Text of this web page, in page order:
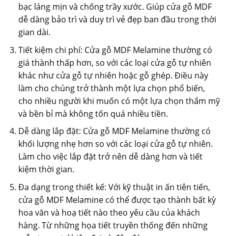
bạc láng mịn và chống trầy xước. Giúp cửa gỗ MDF
dễ dàng bảo trì và duy trì vẻ đẹp ban đầu trong thời
gian dài.
Tiết kiệm chi phí: Cửa gỗ MDF Melamine thường có
giá thành thấp hơn, so với các loại cửa gỗ tự nhiên
khác như cửa gỗ tự nhiên hoặc gỗ ghép. Điều này
làm cho chúng trở thành một lựa chọn phổ biến,
cho nhiều người khi muốn có một lựa chọn thẩm mỹ
và bền bỉ mà không tốn quá nhiều tiền.
Dễ dàng lắp đặt: Cửa gỗ MDF Melamine thường có
khối lượng nhẹ hơn so với các loại cửa gỗ tự nhiên.
Làm cho việc lắp đặt trở nên dễ dàng hơn và tiết
kiệm thời gian.
Đa dạng trong thiết kế: Với kỹ thuật in ấn tiên tiến,
cửa gỗ MDF Melamine có thể được tạo thành bất kỳ
hoa văn và hoạ tiết nào theo yêu cầu của khách
hàng. Từ những họa tiết truyền thống đến những